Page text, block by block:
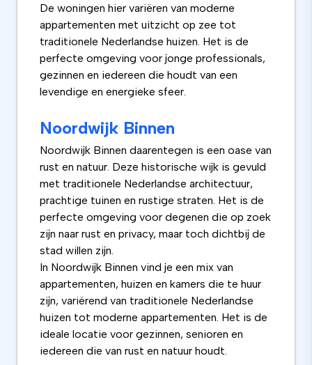
De woningen hier variëren van moderne
appartementen met uitzicht op zee tot
traditionele Nederlandse huizen. Het is de
perfecte omgeving voor jonge professionals,
gezinnen en iedereen die houdt van een
levendige en energieke sfeer.
Noordwijk Binnen
Noordwijk Binnen daarentegen is een oase van
rust en natuur. Deze historische wijk is gevuld
met traditionele Nederlandse architectuur,
prachtige tuinen en rustige straten. Het is de
perfecte omgeving voor degenen die op zoek
zijn naar rust en privacy, maar toch dichtbij de
stad willen zijn.
In Noordwijk Binnen vind je een mix van
appartementen, huizen en kamers die te huur
zijn, variërend van traditionele Nederlandse
huizen tot moderne appartementen. Het is de
ideale locatie voor gezinnen, senioren en
iedereen die van rust en natuur houdt.